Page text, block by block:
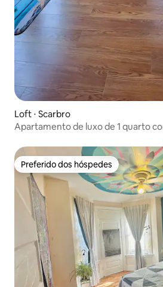
Loft ⋅ Scarbro
Apartamento de luxo de 1 quarto
Preferido dos hóspedes
Preferido dos hóspedes